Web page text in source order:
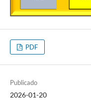
PDF
Publicado
2026-01-20